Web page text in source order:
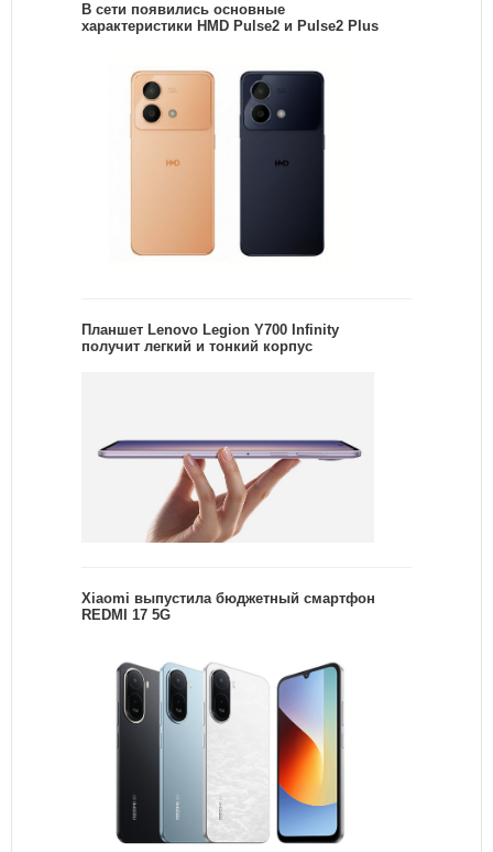
В сети появились основные
характеристики HMD Pulse2 и Pulse2 Plus
Планшет Lenovo Legion Y700 Infinity
получит легкий и тонкий корпус
Xiaomi выпустила бюджетный смартфон
REDMI 17 5G